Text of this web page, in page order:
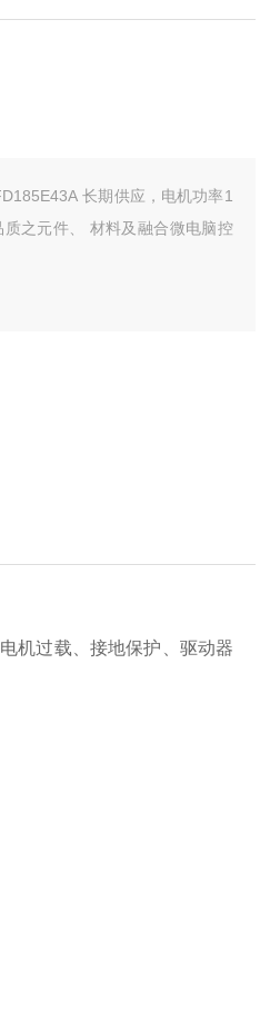
长期供应，电机功率1
之元件、 材料及融合微电脑控
机过载、接地保护、驱动器